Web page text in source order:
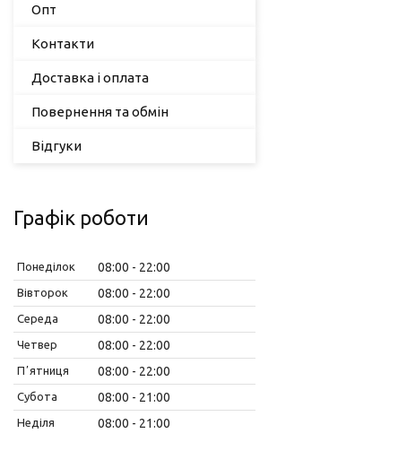
Опт
Контакти
Доставка і оплата
Повернення та обмін
Відгуки
Графік роботи
Понеділок 08:00 22:00
Вівторок 08:00 22:00
Середа 08:00 22:00
Четвер 08:00 22:00
Пʼятниця 08:00 22:00
Субота 08:00 21:00
Неділя 08:00 21:00